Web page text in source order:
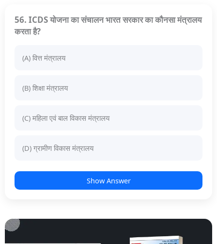
56. ICDS योजना का संचालन भारत सरकार का कौनसा मंत्रालय
करता है?
(A) वित्त मंत्रालय
(B) शिक्षा मंत्रालय
(C) महिला एवं बाल विकास मंत्रालय
(D) ग्रामीण विकास मंत्रालय
Show Answer